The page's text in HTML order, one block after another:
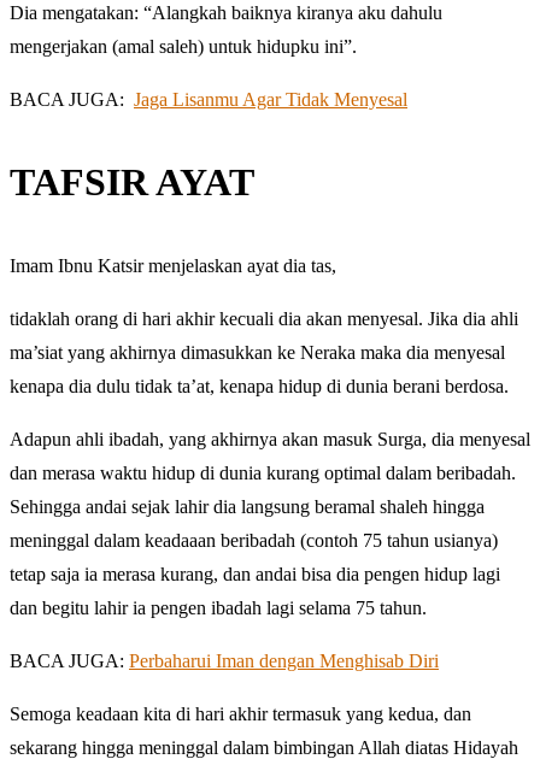
Dia mengatakan: “Alangkah baiknya kiranya aku dahulu
mengerjakan (amal saleh) untuk hidupku ini”.
BACA JUGA: Jaga Lisanmu Agar Tidak Menyesal
TAFSIR AYAT
Imam Ibnu Katsir menjelaskan ayat dia tas,
tidaklah orang di hari akhir kecuali dia akan menyesal. Jika dia ahli
ma’siat yang akhirnya dimasukkan ke Neraka maka dia menyesal
kenapa dia dulu tidak ta’at, kenapa hidup di dunia berani berdosa.
Adapun ahli ibadah, yang akhirnya akan masuk Surga, dia menyesal
dan merasa waktu hidup di dunia kurang optimal dalam beribadah.
Sehingga andai sejak lahir dia langsung beramal shaleh hingga
meninggal dalam keadaaan beribadah (contoh 75 tahun usianya)
tetap saja ia merasa kurang, dan andai bisa dia pengen hidup lagi
dan begitu lahir ia pengen ibadah lagi selama 75 tahun.
BACA JUGA: Perbaharui Iman dengan Menghisab Diri
Semoga keadaan kita di hari akhir termasuk yang kedua, dan
sekarang hingga meninggal dalam bimbingan Allah diatas Hidayah